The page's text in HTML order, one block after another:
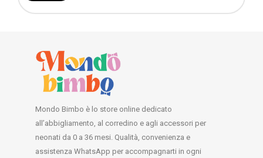
Mondo Bimbo è lo store online dedicato
all’abbigliamento, al corredino e agli accessori per
neonati da 0 a 36 mesi. Qualità, convenienza e
assistenza WhatsApp per accompagnarti in ogni